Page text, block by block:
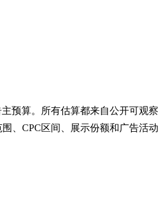
预算。所有估算都来自公开可观察
、CPC区间、展示份额和广告活动